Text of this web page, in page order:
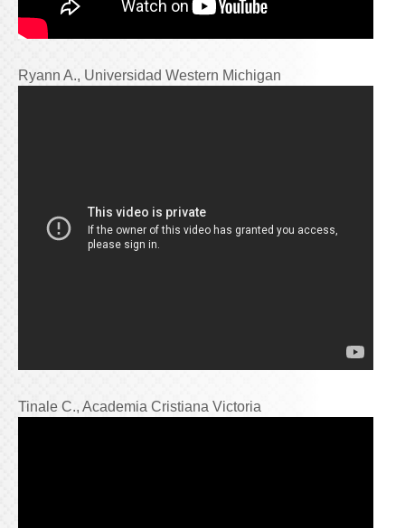
Ryann A., Universidad Western Michigan
Tinale C., Academia Cristiana Victoria